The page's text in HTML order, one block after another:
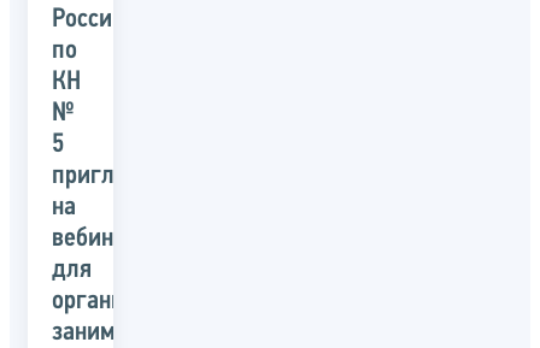
России
по
КН
№
5
приглашает
на
вебинар
для
организаций,
занимающихся